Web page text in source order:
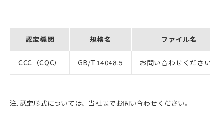
認定機関 規格名 ファイル名
CCC（CQC） GB/T14048.5 お問い合わせください。
注. 認定形式については、当社までお問い合わせください。